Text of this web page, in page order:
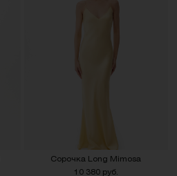
Сорочка Long Mimosa
10 380 руб.